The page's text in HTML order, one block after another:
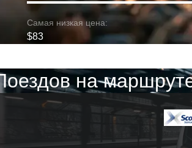
Самая низкая цена:
$83
на